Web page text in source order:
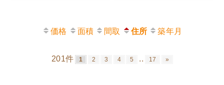
価格 面積 間取 住所 築年月
201件 1 2 3 4 5 .. 17 »